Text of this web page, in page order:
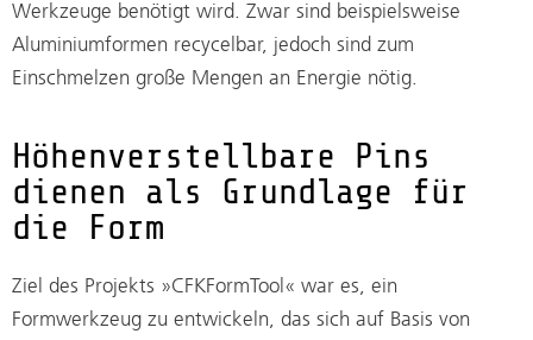
Werkzeuge benötigt wird. Zwar sind beispielsweise
Aluminiumformen recycelbar, jedoch sind zum
Einschmelzen große Mengen an Energie nötig.
Höhenverstellbare Pins
dienen als Grundlage für
die Form
Ziel des Projekts »CFKFormTool« war es, ein
Formwerkzeug zu entwickeln, das sich auf Basis von